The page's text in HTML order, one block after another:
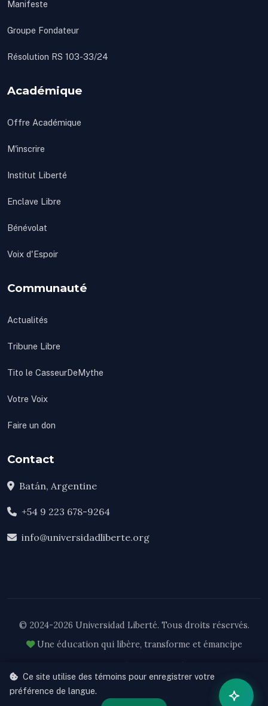
Manifeste
Groupe Fondateur
Résolution RS 103-33/24
Académique
Offre Académique
M'inscrire
Institut Liberté
Enclave Libre
Bénévolat
Voix d'Espoir
Communauté
Actualités
Tribune Libre
Tito le CasseurDeMythe
Votre Voix
Faire un don
Contact
Batán, Argentine
+54 9 223 678-9264
info@universidadliberte.org
© 2024-2026 Universidad Liberté. Tous droits réservés.
Une éducation qui libère, transforme et émancipe
Cooperativa de Trabajo Liberté Ltda. — Matrícula Nacional 62308
Res. RS 103-33/24
Développé parVERUMax
Ce site utilise des témoins pour enregistrer votre
préférence de langue.